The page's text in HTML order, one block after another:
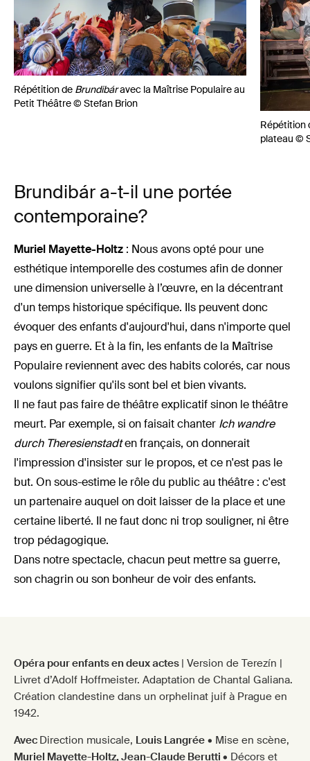
Répétition de Brundibáravec la Maîtrise Populaire au
Petit Théâtre © Stefan Brion
Répétition
plateau ©
Brundibár a-t-il une portée
contemporaine?
Muriel Mayette-Holtz : Nous avons opté pour une
esthétique intemporelle des costumes afin de donner
une dimension universelle à l’œuvre, en la décentrant
d'un temps historique spécifique. Ils peuvent donc
évoquer des enfants d'aujourd'hui, dans n'importe quel
pays en guerre. Et à la fin, les enfants de la Maîtrise
Populaire reviennent avec des habits colorés, car nous
voulons signifier qu'ils sont bel et bien vivants.
Il ne faut pas faire de théâtre explicatif sinon le théâtre
meurt. Par exemple, si on faisait chanter Ich wandre
durch Theresienstadten français, on donnerait
l'impression d'insister sur le propos, et ce n'est pas le
but. On sous-estime le rôle du public au théâtre : c'est
un partenaire auquel on doit laisser de la place et une
certaine liberté. Il ne faut donc ni trop souligner, ni être
trop pédagogique.
Dans notre spectacle, chacun peut mettre sa guerre,
son chagrin ou son bonheur de voir des enfants.
Opéra pour enfants en deux actes | Version de Terezín |
Livret d’Adolf Hoffmeister. Adaptation de Chantal Galiana.
Création clandestine dans un orphelinat juif à Prague en
1942.
Avec Direction musicale, Louis Langrée • Mise en scène,
Muriel Mayette-Holtz, Jean-Claude Berutti • Décors et